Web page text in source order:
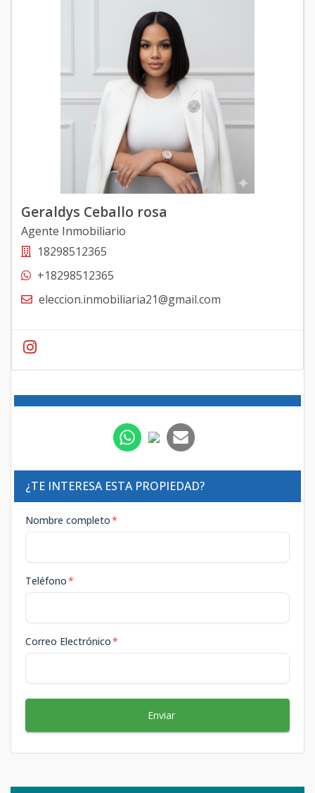
Geraldys Ceballo rosa
Agente Inmobiliario
18298512365
+18298512365
eleccion.inmobiliaria21@gmail.com
¿TE INTERESA ESTA PROPIEDAD?
Nombre completo*
Teléfono*
Correo Electrónico*
Enviar